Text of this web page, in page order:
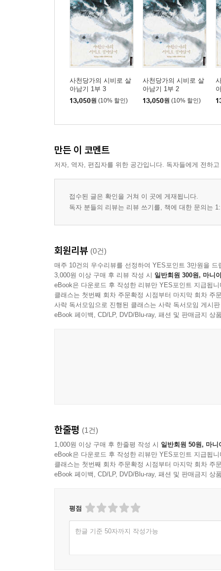
사천당가의 시비로 살
아남기 1부 3
13,050원 (10% 할인)
사천당가의 시비로 살
아남기 1부 2
13,050원 (10% 할인)
만든 이 코멘트
저자, 역자, 편집자를 위한 공간입니다. 독자들에게 전하
접수된 글은 확인을 거쳐 이 곳에 게재됩니다.
독자 분들의 리뷰는 리뷰 쓰기를, 책에 대한 문의는
회원리뷰 (0건)
매주 10건의 우수리뷰를 선정하여 YES포인트 3만원을 드
3,000원 이상 구매 후 리뷰 작성 시 일반회원 300원, 마니
eBook은 다운로드 후 작성한 리뷰만 YES포인트 지급됩니
클래스는 첫번째 회차 주문확정 시점부터 마지막 회차 주
사락 독서모임으로 진행된 클래스는 사락 독서모임 게시
eBook 페이백, CD/LP, DVD/Blu-ray, 패션 및 판매금지 상
한줄평 (1건)
1,000원 이상 구매 후 한줄평 작성 시 일반회원 50원, 마니
eBook은 다운로드 후 작성한 리뷰만 YES포인트 지급됩니
클래스는 첫번째 회차 주문확정 시점부터 마지막 회차 주
eBook 페이백, CD/LP, DVD/Blu-ray, 패션 및 판매금지 상
평점
한글 기준 50자까지 작성가능